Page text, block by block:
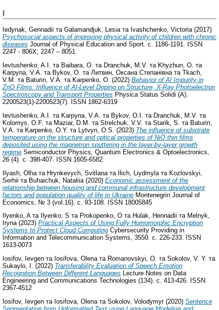
Iedynak, Gennadii та Galamandjuk, Lesiaта Ivashchenko, Victoria(2017)
Psychosocial aspects of improving physical activity of children with chronic
diseases Journal of Physical Education and Sport. с. 1186-1191. ISSN
2247 - 806X; 2247 – 8051
Ievtushenko, A.I.
та Baibara, O. та Dranchuk, M.V. та Khyzhun, O. та
Karpyna, V.A. та Bykov, O. та Литвин, Оксана Степанівна та Tkach,
V.M.
та Baturin, V.A. та Karpenko, O. (2022) Behavior of Al Impurity in
ZnO Films: Influence of Al-Level Doping on Structure, X-Ray Photoelectron
Spectroscopy and Transport Properties Physica Status Solidi (A).
2200523(1)-2200523(7). ISSN 1862-6319
Ievtushenko, A.I. та Karpyna, V.A. та Bykov, O.I. та Dranchuk, M.V. та
Kolomys, O.F. та Maziar, D.M. та Strelchuk, V.V. та Starik, S. та Baturin,
V.A. та Karpenko, О.Y. та Lytvyn, O.S. (2023) The influence of substrate
temperature on the structure and optical properties of NiO thin films
deposited using the magnetron sputtering in the layer-by-layer growth
regime Semiconductor Physics, Quantum Electronics & Optoelectronics,
26 (4). с. 398-407. ISSN 1605-6582
Ilyash, Olha та Hrynkevych, Svitlana та Ilich, Liydmyla та Kozlovskyi,
Serhii та Buhaichuk, Nataliia (2020) Economic assessment of the
relationship between housing and communal infrastructure development
factors and population quality of life in Ukraine Montenegrin Journal of
Economics, № 3 (vol.16). с. 93-108. ISSN 18005845
Ilyenko, Aта Ilyenko, S та Prokopenko, O та Hulak, Hennadii та Melnyk,
Iryna(2023) Practical Aspects of Using Fully Homomorphic Encryption
Systems to Protect Cloud Computing Cybersecurity Providing in
Information and Telecommunication Systems, 3550. с. 226-233. ISSN
1613-0073
Iosifov, Ievgen та Iosifova, Olenaта Romanovskyi, O. та Sokolov, V. Y. та
Sukaylo, I. (2022) Transferability Evaluation of Speech Emotion
Recognition Between Different Languages Lecture Notes on Data
Engineering and Communications Technologies (134). с. 413-426. ISSN
2367-4512
Iosifov, Ievgen та Iosifova, Olena та Sokolov, Volodymyr(2020) Sentence